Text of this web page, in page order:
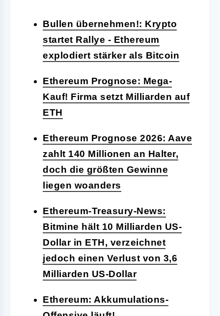
Bullen übernehmen!: Krypto
startet Rallye - Ethereum
explodiert stärker als Bitcoin
Ethereum Prognose: Mega-
Kauf! Firma setzt Milliarden auf
ETH
Ethereum Prognose 2026: Aave
zahlt 140 Millionen an Halter,
doch die größten Gewinne
liegen woanders
Ethereum-Treasury-News:
Bitmine hält 10 Milliarden US-
Dollar in ETH, verzeichnet
jedoch einen Verlust von 3,6
Milliarden US-Dollar
Ethereum: Akkumulations-